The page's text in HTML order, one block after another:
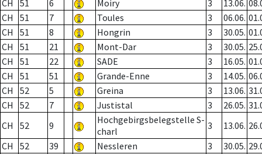
CH 51 6 Moiry 3 13.06.
CH
51 7 Toules 3 06.06.
CH
51 8 Hongrin 3 30.05.
CH
51 21 Mont-Dar 3 30.05.
CH
51 22 SADE 3 16.05.
CH
51 51 Grande-Enne 3 14.05.
CH
52 5 Greina 3 13.06.
CH
52 7 Justistal 3 26.05.
CH
52 9
Hochgebirgsbelegstelle S-
charl
3 13.06.
CH
52 39 Nessleren 3 30.05.